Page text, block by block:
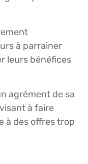
à parrainer
leurs bénéfices
agrément de sa
à faire
à des offres trop